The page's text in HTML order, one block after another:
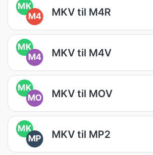
MK
M4
MKV til M4R
MK
M4
MKV til M4V
MK
MO
MKV til MOV
MK
MP
MKV til MP2